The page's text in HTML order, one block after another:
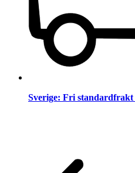
Sverige: Fri standardfrakt